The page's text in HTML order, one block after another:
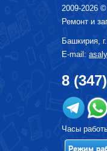
МИКСЕРЫ
МЯСОРУБКИ
ПЫЛЕСОСЫ
2009-2026 ©
Ремонт и
Башкирия, г.
E-mail:
8
Часы
Режим